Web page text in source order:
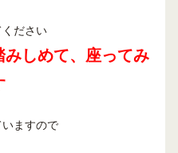
ださい
みしめて、座ってみ
ますので